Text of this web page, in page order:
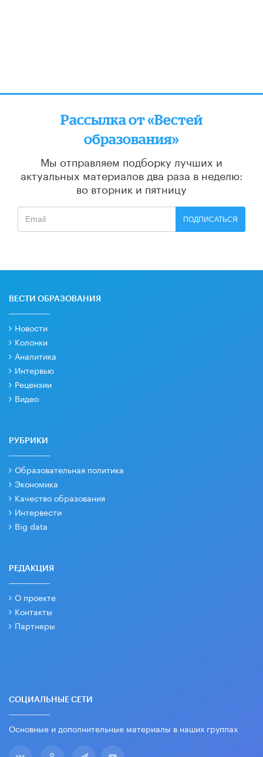
Рассылка от «Вестей
образования»
Мы отправляем подборку лучших и
актуальных материалов два раза в неделю:
во вторник и пятницу
ПОДПИСАТЬСЯ
ВЕСТИ ОБРАЗОВАНИЯ
Новости
Колонки
Аналитика
Интервью
Рецензии
Видео
РУБРИКИ
Образовательная политика
Экономика
Качество образования
Интервести
Big data
РЕДАКЦИЯ
О проекте
Контакты
Партнеры
СОЦИАЛЬНЫЕ СЕТИ
Основные и дополнительные материалы в наших группах